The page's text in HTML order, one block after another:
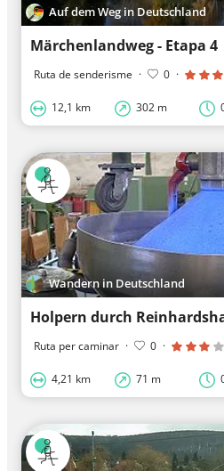
Auf dem Weg in Deutschland
Märchenlandweg - Etapa 4
Ruta de senderisme · 0 ·
12,1 km 302 m
Wandern in Deutschland
Holpern durch
Ruta per caminar · 0 ·
4,21 km 71 m